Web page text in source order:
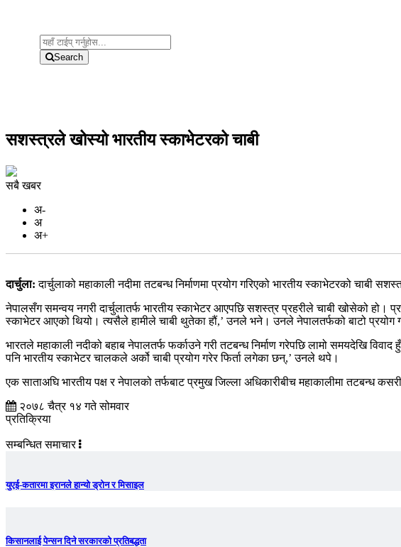
Search
सशस्त्रले खोस्यो भारतीय स्काभेटरको चाबी
सबै खबर
अ-
अ
अ+
दार्चुला: दार्चुलाको महाकाली नदीमा तटबन्ध निर्माणमा प्रयोग गरिएको भारतीय स्काभेटरको
नेपालसँग समन्वय नगरी दार्चुलातर्फ भारतीय स्काभेटर आएपछि सशस्त्र प्रहरीले चाबी खोसेको हो।
स्काभेटर आएको थियो। त्यसैले हामीले चाबी थुतेका हौं,’ उनले भने। उनले नेपालतर्फको बाटो प्रयोग
भारतले महाकाली नदीको बहाब नेपालतर्फ फर्काउने गरी तटबन्ध निर्माण गरेपछि लामो समयदेखि
पनि भारतीय स्काभेटर चालकले अर्को चाबी प्रयोग गरेर फिर्ता लगेका छन्,’ उनले थपे।
एक साताअघि भारतीय पक्ष र नेपालको तर्फबाट प्रमुख जिल्ला अधिकारीबीच महाकालीमा तटबन्ध
२०७८ चैत्र १४ गते सोमवार
प्रतिक्रिया
सम्बन्धित समाचार
युएई-कतारमा इरानले हान्यो ड्रोन र मिसाइल
किसानलाई पेन्सन दिने सरकारको प्रतिबद्धता